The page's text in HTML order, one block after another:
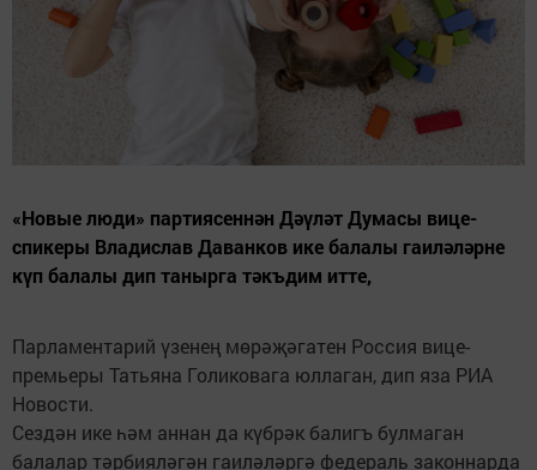
«Новые люди» партиясеннән Дәүләт Думасы вице-
спикеры Владислав Даванков ике балалы гаиләләрне
күп балалы дип танырга тәкъдим итте,
Парламентарий үзенең мөрәҗәгатен Россия вице-
премьеры Татьяна Голиковага юллаган, дип яза РИА
Новости.
Сездән ике һәм аннан да күбрәк балигъ булмаган
балалар тәрбияләгән гаиләләргә федераль законнарда